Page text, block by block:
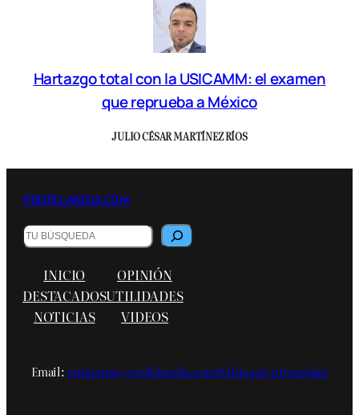
Hartazgo total con la USICAMM: el examen
que reprueba a México
JULIO CÉSAR MARTÍNEZ RÍOS
PROFELANDIA.COM
B
u
a
r
INICIO
DESTACADOS
NOTICIAS
OPINIÓN
UTILIDADES
VIDEOS
Email:redaccion@profelandia.comPolítica de privacidad